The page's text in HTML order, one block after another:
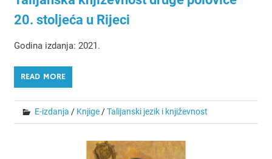
20. stoljeća u Rijeci
Godina izdanja: 2021.
READ MORE
E-izdanja / Knjige/Talijanski jezik i književnost